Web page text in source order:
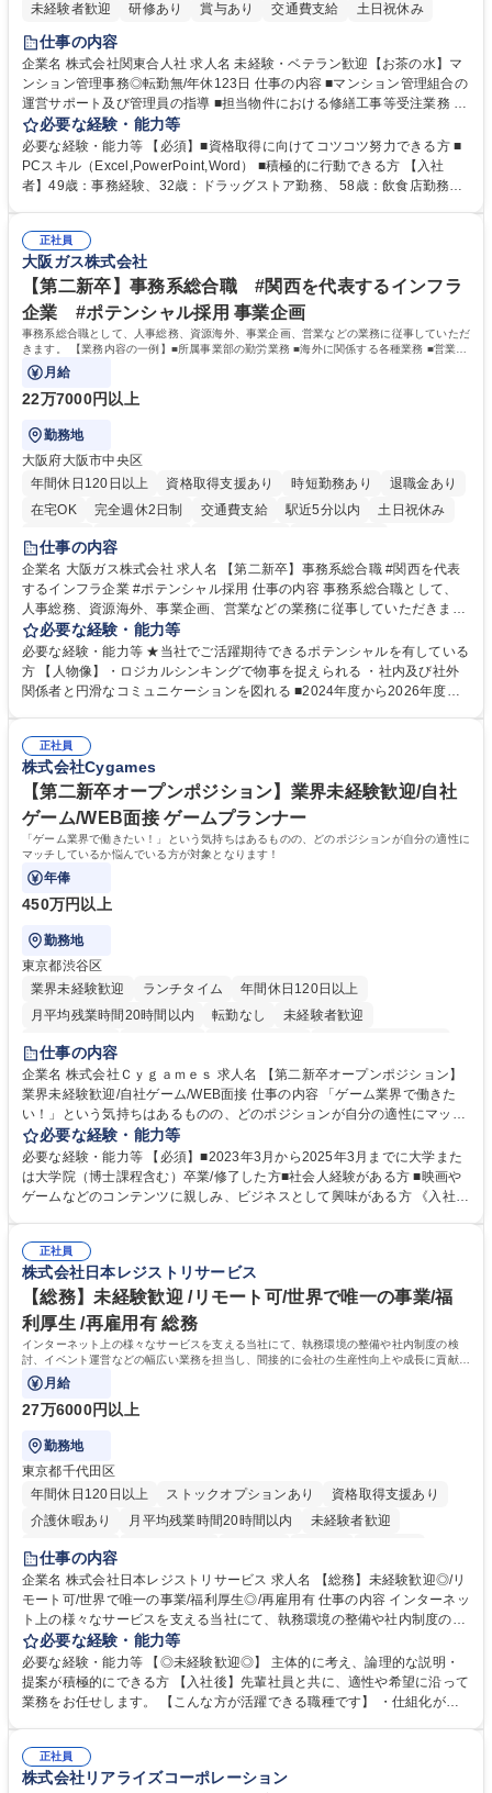
未経験者歓迎
研修あり 賞与あり 交通費支給 土日祝休み
仕事の内容
企業名 株式会社関東合人社 求人名 未経験・ベテラン歓迎【お茶の水】マ
ンション管理事務◎転勤無/年休123日 仕事の内容 ■マンション管理組合の
運営サポート及び管理員の指導 ■担当物件における修繕工事等受注業務 ■
事務所内での事務業務等 ★異業界からの転職者が多数活躍しています
【年収補足】532万円 ＋別途インセンティヴで平均約100万円/年（昨年度
実績） ＋管理業務主任者資格手当50,000円/月 ★親会社である株式会社合
人社計画研究所社のグループ会社として、質の高いサービスと適性価格を
無/年休123日
必要な経験・能力等
必要な経験・能力等 【必須】■資格取得に向けてコツコツ努力できる方 ■
PCスキル（Excel,PowerPoint,Word） ■積極的に行動できる方 【入社
者】49歳：事務経験、32歳：ドラッグストア勤務、 58歳：飲食店勤務
得出来ております！ 【魅力】■フレックス制度、未経験からでも下限年収
を一律支給！ ■管理業務主任者資格取得後には50,000円/月の手当あり！
学歴・資格 学歴：大学院 大学 高専 短大 専修学校 高校 語学力： 資格：第
一種運転免許普通自動車
正社員
大阪ガス株式会社
【第二新卒】事務系総合職 #関西を代表するインフラ
企業 #ポテンシャル採用 事業企画
事務系総合職として、人事総務、資源海外、事業企画、営業などの業務に従事していただ
きます。 【業務内容の一例】■所属事業部の勤労業務 ■海外に関係する各種業務 ■営業部
門の企画スタッフ、ルート営業
月給
22万7000円以上
勤務地
大阪府大阪市中央区
年間休日120日以上
資格取得支援あり 時短勤務あり
退職金あり
在宅OK
完全週休2日制 交通費支給 駅近5分以内
土日祝休み
服装自由
第二新卒歓迎
仕事の内容
企業名 大阪ガス株式会社 求人名 【第二新卒】事務系総合職 #関西を代表
するインフラ企業 #ポテンシャル採用 仕事の内容 事務系総合職として、
人事総務、資源海外、事業企画、営業などの業務に従事していただきま
す。 【業務内容の一例】■所属事業部の勤労業務 ■海外に関係する各種業
務 ■営業部門の企画スタッフ、ルート営業 【キャリアパス】入社後の配属
ポジションで一定期間ご活躍頂いた後、本人の適性及び将来のキャリアを
鑑みてジョブローテーションを行います。 【育成】OJTでの現場育成や研
表するインフラ企業 #ポテンシャル採用
必要な経験・能力等
必要な経験・能力等 ★当社でご活躍期待できるポテンシャルを有している
方 【人物像】・ロジカルシンキングで物事を捉えられる ・社内及び社外
関係者と円滑なコミュニケーションを図れる ■2024年度から2026年度ま
72.html ■エネルギーセキュリティの不安定化や気候変動による自然災害の
甚大化など、これまで以上に社会課題解決の重要性が高まっています。
「未来の日常」の創造に向けて持続可能な社会の実現に貢献してまいりま
す。 学歴・資格 学歴：大学院 大学 語学力： 資格：
正社員
株式会社Cygames
【第二新卒オープンポジション】業界未経験歓迎/自社
ゲーム/WEB面接 ゲームプランナー
「ゲーム業界で働きたい！」という気持ちはあるものの、どのポジションが自分の適性に
マッチしているか悩んでいる方が対象となります！
年俸
450万円以上
勤務地
東京都渋谷区
業界未経験歓迎
ランチタイム
年間休日120日以上
月平均残業時間20時間以内
転勤なし
未経験者歓迎
住宅手当あり
交通費支給
土日祝休み 服装自由 昼食補助あり
第二新卒歓迎
食事補助あり
仕事の内容
企業名 株式会社Ｃｙｇａｍｅｓ 求人名 【第二新卒オープンポジション】
業界未経験歓迎/自社ゲーム/WEB面接 仕事の内容 「ゲーム業界で働きた
い！」という気持ちはあるものの、どのポジションが自分の適性にマッチ
しているか悩んでいる方が対象となります！ 総合職（プランナー/データ
アナリストなど）、技術職（開発エンジニ ア/インフラエンジニアな
ど）、デザイン職（デザイナー/イラストレ ーターなど）等から、面接で
ご希望と適正にマッチしたポジションをご案内いたします。ゲームやエン
のご応募をお待ちしております。 募集職種 【第二新卒オープンポジショ
ン】業界未経験歓迎/自社ゲーム/WEB面接
必要な経験・能力等
必要な経験・能力等 【必須】■2023年3月から2025年3月までに大学また
は大学院（博士課程含む）卒業/修了した方■社会人経験がある方 ■映画や
ゲームなどのコンテンツに親しみ、ビジネスとして興味がある方 《入社実
正社員
株式会社日本レジストリサービス
【総務】未経験歓迎 /リモート可/世界で唯一の事業/福
利厚生 /再雇用有 総務
インターネット上の様々なサービスを支える当社にて、執務環境の整備や社内制度の検
討、イベント運営などの幅広い業務を担当し、間接的に会社の生産性向上や成長に貢献し
ている部署です。
月給
27万6000円以上
勤務地
東京都千代田区
年間休日120日以上
ストックオプションあり
資格取得支援あり
介護休暇あり
月平均残業時間20時間以内
未経験者歓迎
住宅手当あり
完全週休2日制
交通費支給 駅近5分以内 土日祝休み 服装自由
仕事の内容
企業名 株式会社日本レジストリサービス 求人名 【総務】未経験歓迎◎/リ
モート可/世界で唯一の事業/福利厚生◎/再雇用有 仕事の内容 インターネッ
ト上の様々なサービスを支える当社にて、執務環境の整備や社内制度の検
討、イベント運営などの幅広い業務を担当し、間接的に会社の生産性向上
や成長に貢献している部署です。 会社の全メンバーが安心して長く成果を
発揮できる環境を整えるために、毎日のメンテナンスや維持管理に加え、
新たな施策検討を積極的に行っていただき、会社全体を巻き込み課題解決
幅広い業務の体得が可能で、多様なキャリアパスを描くことも可能です。
募集職種 【総務】未経験歓迎◎/リモート可/世界で唯一の事業/福利厚生◎/
必要な経験・能力等
必要な経験・能力等 【◎未経験歓迎◎】 主体的に考え、論理的な説明・
提案が積極的にできる方 【入社後】先輩社員と共に、適性や希望に沿って
業務をお任せします。 【こんな方が活躍できる職種です】 ・仕組化が好
対処できる・新しいことに興味関心がある 【魅力】■自己啓発支援：資格
取得や通信教育など費用の80%（年間25万円まで）を補助 ■住宅手当：家
正社員
株式会社リアライズコーポレーション